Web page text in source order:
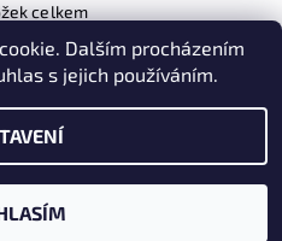
celkem
Oázakabelek
všechna práva vyhrazena
Shoptet
Dalším procházením
s jejich používáním.